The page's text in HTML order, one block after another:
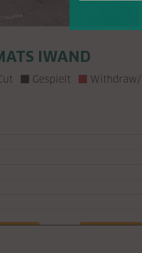
IWAND
Gespielt